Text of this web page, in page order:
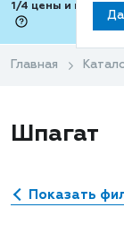
Да
1/4 цены и
Главная
Шпагат
Показать